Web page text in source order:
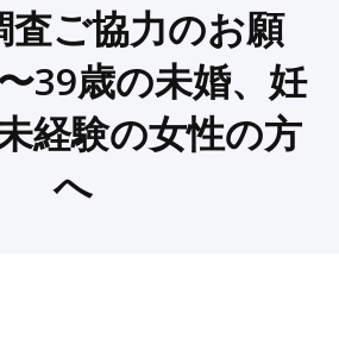
査ご協力のお願
39歳の未婚、妊
経験の女性の方
へ